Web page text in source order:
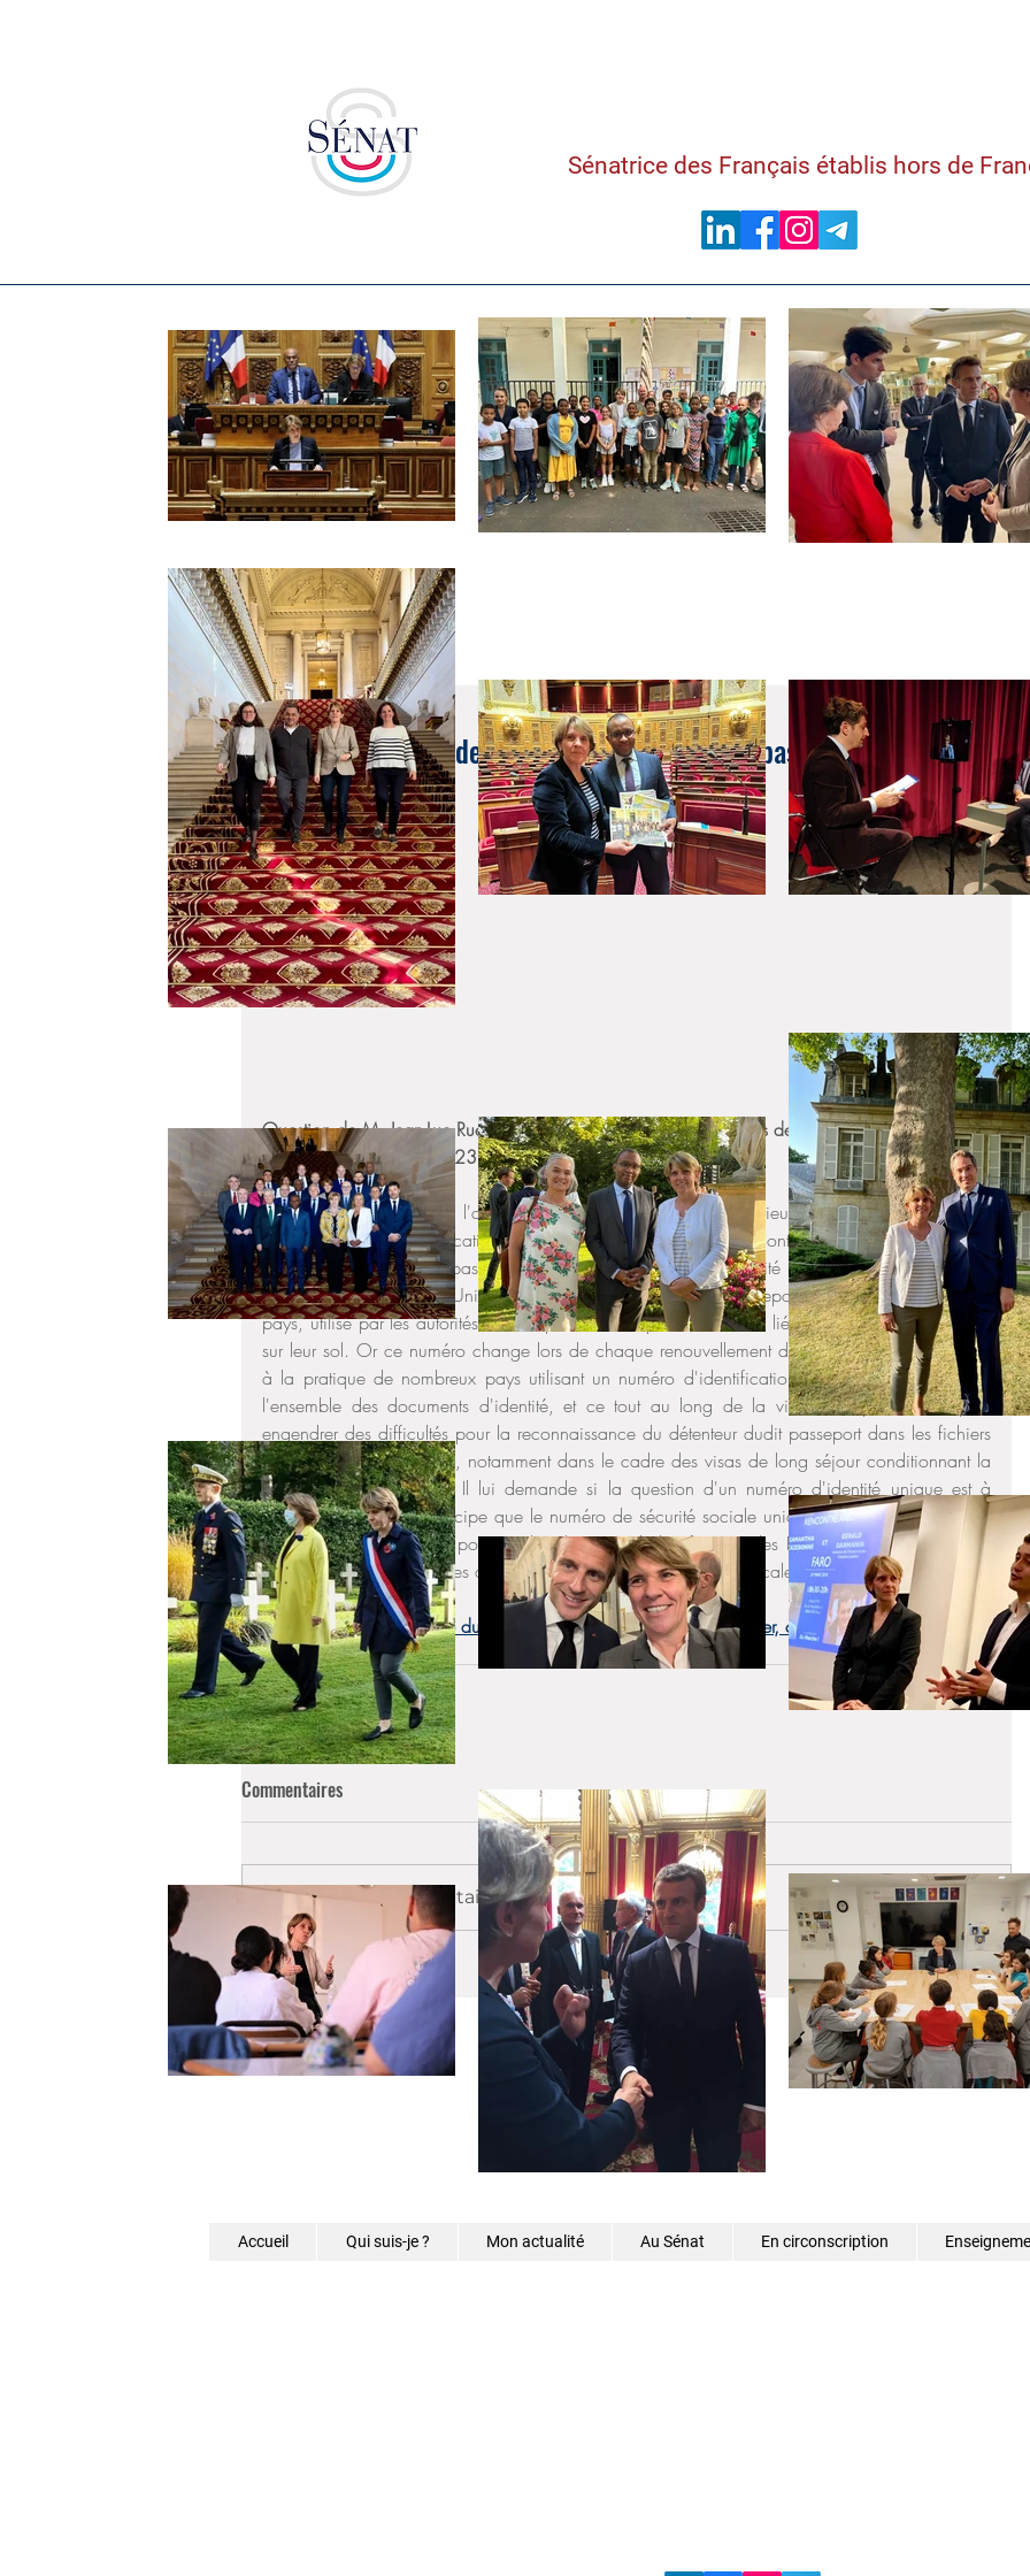
Sénatrice des Français établis hors de
Difficultés liées à l'identification du numéro de passeport
23 nov. 2023
Question de M. Jean-Luc Ruelle (Sénateur des Français établis hors de France - Les Républicains-
R) publiée le 23/11/2023 :
M. Jean-Luc Ruelle attire l'attention de M. le ministre de l'intérieur et des outre-mer sur les
difficultés liées à l'identification du numéro de passeport que rencontrent de nombreux Français
établis à l'étranger. Le passeport est le seul document d'identité reconnu par les autorités
locales, en dehors de l'Union européenne. Le numéro de passeport est, dans de nombreux
pays, utilisé par les autorités locales pour de multiples démarches liées au séjour d'un étranger
sur leur sol. Or ce numéro change lors de chaque renouvellement de passeport, contrairement
à la pratique de nombreux pays utilisant un numéro d'identification unique se retrouvant sur
l'ensemble des documents d'identité, et ce tout au long de la vie. Cette particularité peut
engendrer des difficultés pour la reconnaissance du détenteur dudit passeport dans les fichiers
de l'administration locale, notamment dans le cadre des visas de long séjour conditionnant la
régularité de ce dernier. Il lui demande si la question d'un numéro d'identité unique est à
l'étude, sur le même principe que le numéro de sécurité sociale unique. Il lui demande si des
mesures sont envisagées pour rendre plus aisée l'identification des Français de l'étranger, afin
de faciliter leurs démarches administratives auprès des autorités locales.
Pour connaître la réponse du Ministère de l'intérieur et des outre-mer, cliquez ici.
Titre d'identité / VISA
Commentaires
Rédigez un commentaire...
Accueil Qui suis-je ? Mon actualité Au Sénat En circonscription